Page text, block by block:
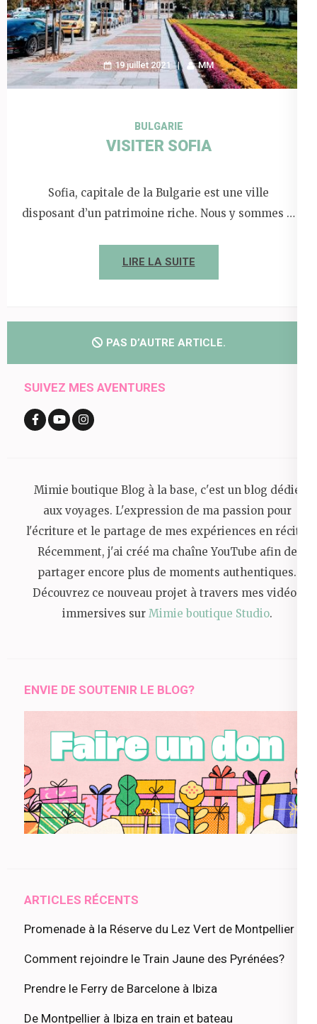
19 juillet 2021 MM
BULGARIE
VISITER SOFIA
Sofia, capitale de la Bulgarie est une ville
disposant d’un patrimoine riche. Nous y sommes …
LIRE LA SUITE
PAS D’AUTRE ARTICLE.
SUIVEZ MES AVENTURES
Mimie boutique Blog à la base, c'est un blog dédié
aux voyages. L'expression de ma passion pour
l'écriture et le partage de mes expériences en récits.
Récemment, j'ai créé ma chaîne YouTube afin de
partager encore plus de moments authentiques.
Découvrez ce nouveau projet à travers mes vidéos
immersives sur Mimie boutique Studio.
ENVIE DE SOUTENIR LE BLOG?
ARTICLES RÉCENTS
Promenade à la Réserve du Lez Vert de Montpellier
Comment rejoindre le Train Jaune des Pyrénées?
Prendre le Ferry de Barcelone à Ibiza
De Montpellier à Ibiza en train et bateau